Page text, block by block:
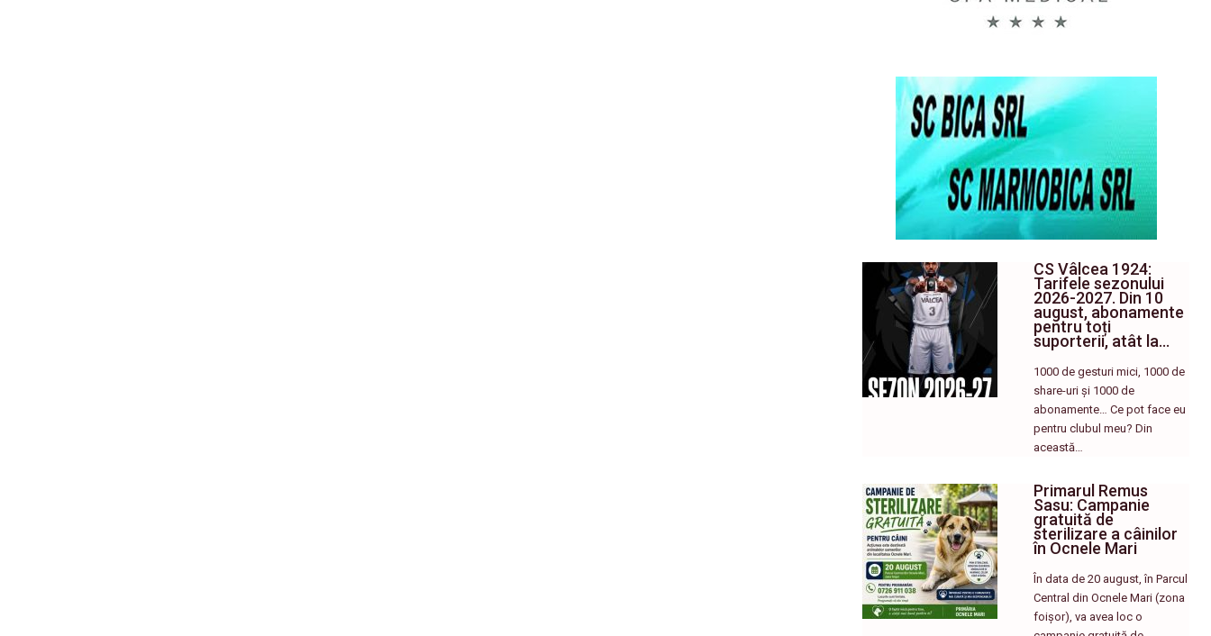
CS Vâlcea 1924:
Tarifele sezonului
2026-2027. Din 10
august, abonamente
pentru toți
suporterii, atât la…
1000 de gesturi mici, 1000 de
share-uri și 1000 de
abonamente… Ce pot face eu
pentru clubul meu? Din
această…
Primarul Remus
Sasu: Campanie
gratuită de
sterilizare a câinilor
în Ocnele Mari
În data de 20 august, în Parcul
Central din Ocnele Mari (zona
foișor), va avea loc o